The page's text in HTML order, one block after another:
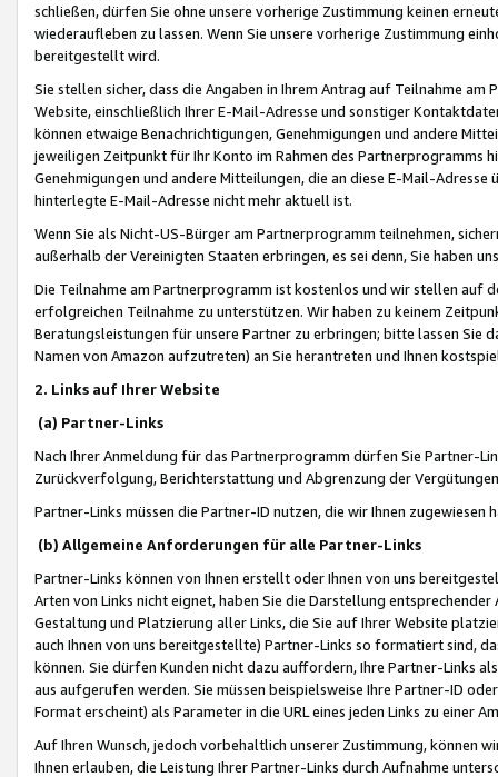
schließen, dürfen Sie ohne unsere vorherige Zustimmung keinen
wiederaufleben zu lassen. Wenn Sie unsere vorherige Zustimmung
bereitgestellt wird.
Sie stellen sicher, dass die Angaben in Ihrem Antrag auf Teilnahme
Website, einschließlich Ihrer E-Mail-Adresse und sonstiger
können etwaige Benachrichtigungen, Genehmigungen und andere
jeweiligen Zeitpunkt für Ihr Konto im Rahmen des Partnerprogramms
Genehmigungen und andere Mitteilungen, die an diese E-Mail-
hinterlegte E-Mail-Adresse nicht mehr aktuell ist.
Wenn Sie als Nicht-US-Bürger am Partnerprogramm teilnehmen,
außerhalb der Vereinigten Staaten erbringen, es sei denn, Sie haben
Die Teilnahme am Partnerprogramm ist kostenlos und wir stellen auf
erfolgreichen Teilnahme zu unterstützen. Wir haben zu keinem
Beratungsleistungen für unsere Partner zu erbringen; bitte lassen Sie
Namen von Amazon aufzutreten) an Sie herantreten und Ihnen
2. Links auf Ihrer Website
(a) Partner-Links
Nach Ihrer Anmeldung für das Partnerprogramm dürfen Sie Partner-
Zurückverfolgung, Berichterstattung und Abgrenzung der
Partner-Links müssen die Partner-ID nutzen, die wir Ihnen zugewiesen
(b) Allgemeine Anforderungen für alle Partner-Links
Partner-Links können von Ihnen erstellt oder Ihnen von uns
Arten von Links nicht eignet, haben Sie die Darstellung
Gestaltung und Platzierung aller Links, die Sie auf Ihrer Website
auch Ihnen von uns bereitgestellte) Partner-Links so formatiert sind,
können. Sie dürfen Kunden nicht dazu auffordern, Ihre Partner-Links
aus aufgerufen werden. Sie müssen beispielsweise Ihre Partner-ID
Format erscheint) als Parameter in die URL eines jeden Links zu einer
Auf Ihren Wunsch, jedoch vorbehaltlich unserer Zustimmung, können
Ihnen erlauben, die Leistung Ihrer Partner-Links durch Aufnahme